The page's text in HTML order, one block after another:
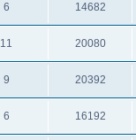
6 14682
11 20080
9 20392
6 16192